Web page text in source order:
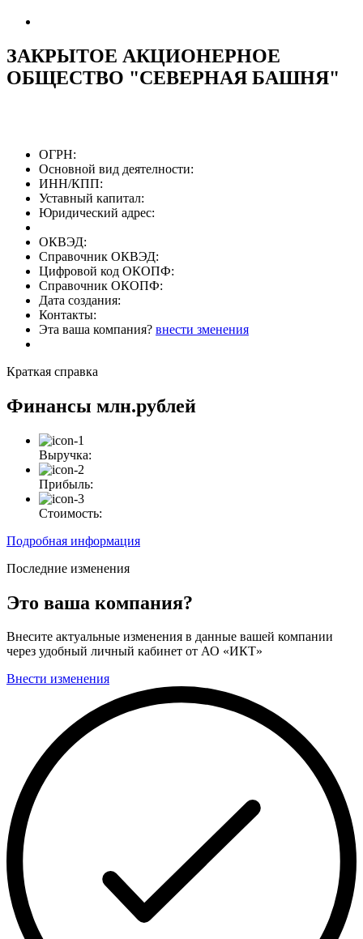
ЗАКРЫТОЕ АКЦИОНЕРНОЕ
ОБЩЕСТВО "СЕВЕРНАЯ БАШНЯ"
ОГРН:
Основной вид деятелности:
ИНН/КПП:
Уставный капитал:
Юридический адрес:
ОКВЭД:
Справочник ОКВЭД:
Цифровой код ОКОПФ:
Справочник ОКОПФ:
Дата создания:
Контакты:
Эта ваша компания? внести зменения
Краткая справка
Финансы млн.рублей
Выручка:
Прибыль:
Стоимость:
Подробная информация
Последние изменения
Это ваша компания?
Внесите актуальные изменения в данные вашей компании
через удобный личный кабинет от АО «ИКТ»
Внести изменения